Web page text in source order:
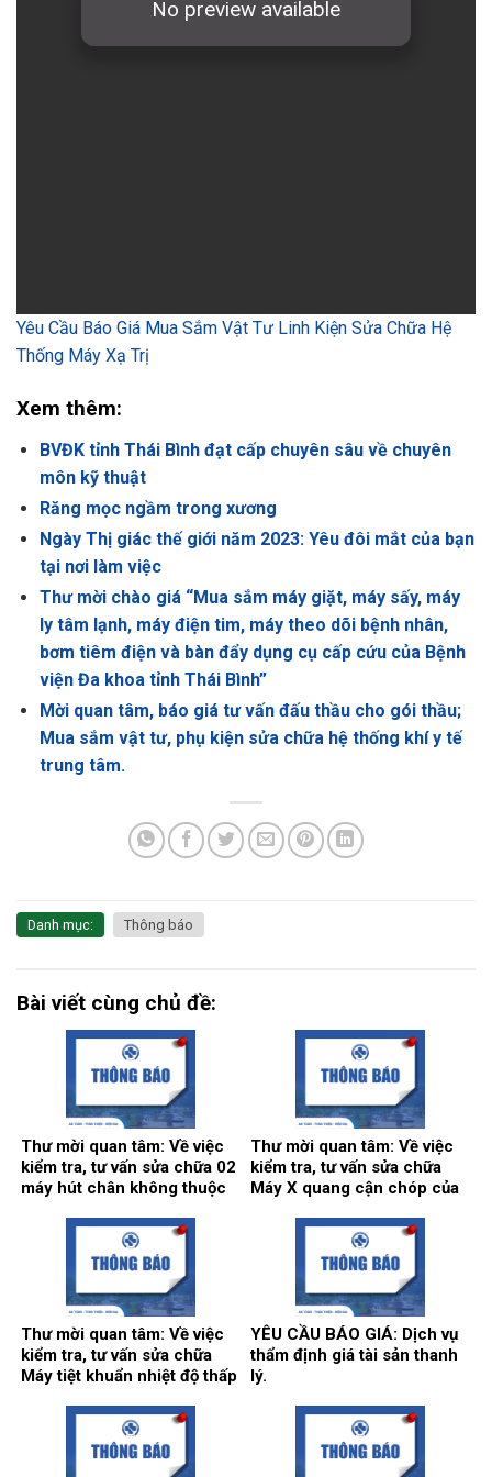
Yêu Cầu Báo Giá Mua Sắm Vật Tư Linh Kiện Sửa Chữa Hệ
Thống Máy Xạ Trị
Xem thêm:
BVĐK tỉnh Thái Bình đạt cấp chuyên sâu về chuyên
môn kỹ thuật
Răng mọc ngầm trong xương
Ngày Thị giác thế giới năm 2023: Yêu đôi mắt của bạn
tại nơi làm việc
Thư mời chào giá “Mua sắm máy giặt, máy sấy, máy
ly tâm lạnh, máy điện tim, máy theo dõi bệnh nhân,
bơm tiêm điện và bàn đẩy dụng cụ cấp cứu của Bệnh
viện Đa khoa tỉnh Thái Bình”
Mời quan tâm, báo giá tư vấn đấu thầu cho gói thầu;
Mua sắm vật tư, phụ kiện sửa chữa hệ thống khí y tế
trung tâm.
Danh mục: Thông báo
Bài viết cùng chủ đề:
Thư mời quan tâm: Về việc
kiểm tra, tư vấn sửa chữa 02
máy hút chân không thuộc
Thư mời quan tâm: Về việc
kiểm tra, tư vấn sửa chữa
Máy X quang cận chóp của
Thư mời quan tâm: Về việc
kiểm tra, tư vấn sửa chữa
Máy tiệt khuẩn nhiệt độ thấp
YÊU CẦU BÁO GIÁ: Dịch vụ
thẩm định giá tài sản thanh
lý.